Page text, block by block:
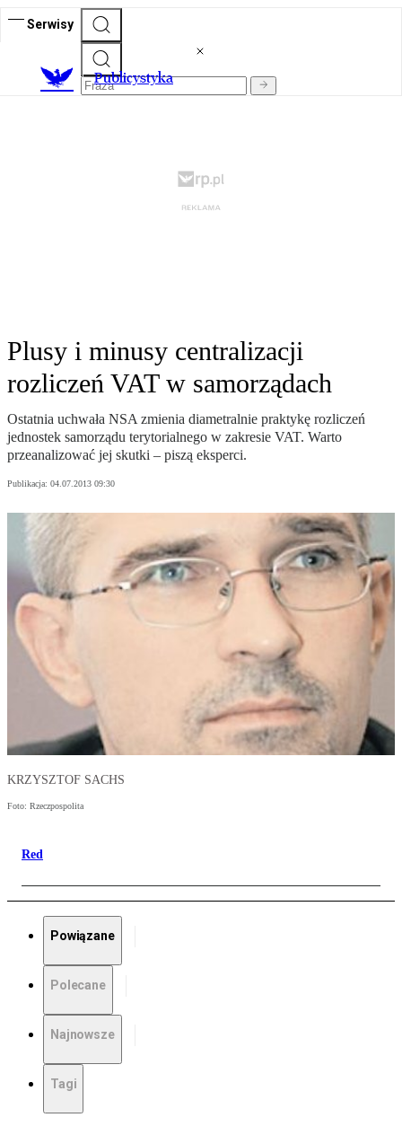
Serwisy
Publicystyka
Plusy i minusy centralizacji
rozliczeń VAT w samorządach
Ostatnia uchwała NSA zmienia diametralnie praktykę rozliczeń
jednostek samorządu terytorialnego w zakresie VAT. Warto
przeanalizować jej skutki – piszą eksperci.
Publikacja: 04.07.2013 09:30
KRZYSZTOF SACHS
Foto: Rzeczpospolita
Red
Powiązane
Polecane
Najnowsze
Tagi